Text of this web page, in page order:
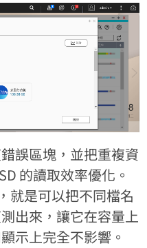
誤區塊，並把重複資
的讀取效率優化。
就是可以把不同檔名
出來，讓它在容量上
示上完全不影響。